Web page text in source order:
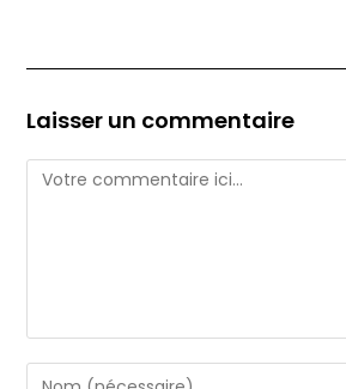
Laisser un commentaire
Comment
Enter